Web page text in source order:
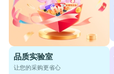
品质实验室
让您的采购更省心